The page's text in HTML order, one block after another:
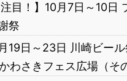
注目！】10月7日～10日
祭
19日～23日 川崎ビー
わさきフェス広場（そ